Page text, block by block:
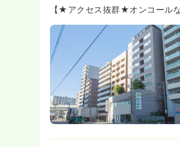
【★アクセス抜群★オンコール